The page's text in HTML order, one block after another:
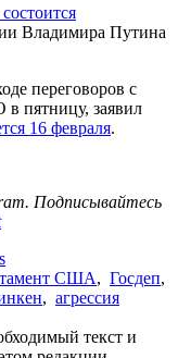
Владимира Путина
переговоров с
пятницу, заявил
16 февраля.
Подписывайтесь
США, Госдеп,
, агрессия
текст и